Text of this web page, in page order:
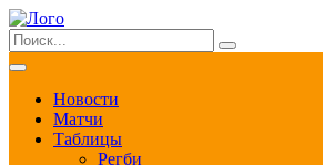
Новости
Матчи
Таблицы
Регби